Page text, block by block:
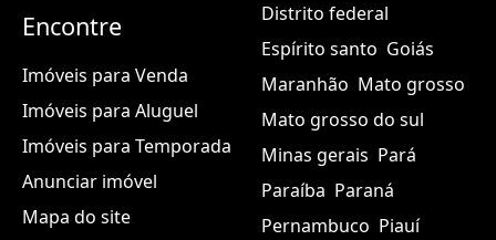
Encontre
Imóveis para Venda
Imóveis para Aluguel
Imóveis para Temporada
Anunciar imóvel
Mapa do site
Distrito federal
Espírito santo Goiás
Maranhão Mato grosso
Mato grosso do sul
Minas gerais Pará
Paraíba Paraná
Pernambuco Piauí